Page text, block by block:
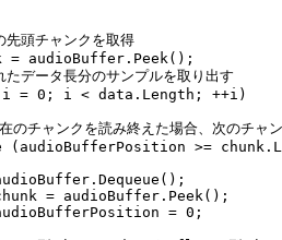
頭チャンクを取得
= audioBuffer.Peek();
ータ長分のサンプルを取り出す
= 0; i < data.Length; ++i)
チャンクを読み終えた場合、次のチャ
(audioBufferPosition >=
= audioBuffer.Peek();
= 0;